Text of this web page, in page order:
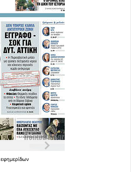
εφημερίδων